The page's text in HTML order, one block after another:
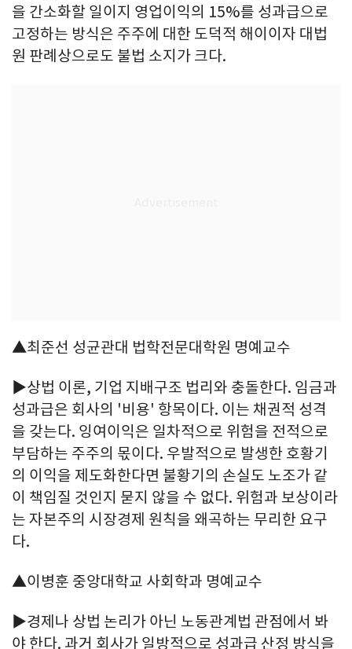
을 간소화할 일이지 영업이익의 15%를 성과급으로
고정하는 방식은 주주에 대한 도덕적 해이이자 대법
원 판례상으로도 불법 소지가 크다.
▲최준선 성균관대 법학전문대학원 명예교수
▶상법 이론, 기업 지배구조 법리와 충돌한다. 임금과
성과급은 회사의 '비용' 항목이다. 이는 채권적 성격
을 갖는다. 잉여이익은 일차적으로 위험을 전적으로
부담하는 주주의 몫이다. 우발적으로 발생한 호황기
의 이익을 제도화한다면 불황기의 손실도 노조가 같
이 책임질 것인지 묻지 않을 수 없다. 위험과 보상이라
는 자본주의 시장경제 원칙을 왜곡하는 무리한 요구
다.
▲이병훈 중앙대학교 사회학과 명예교수
▶경제나 상법 논리가 아닌 노동관계법 관점에서 봐
야 한다. 과거 회사가 일방적으로 성과급 산정 방식을